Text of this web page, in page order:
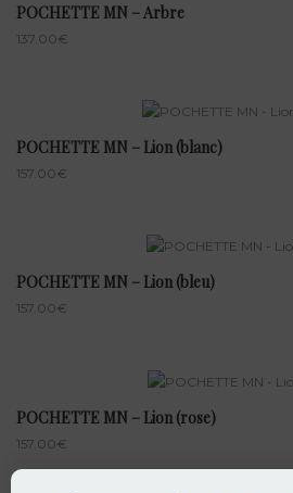
POCHETTE MN – Arbre
137.00€
POCHETTE MN – Lion (blanc)
157.00€
POCHETTE MN – Lion (bleu)
157.00€
POCHETTE MN – Lion (rose)
157.00€